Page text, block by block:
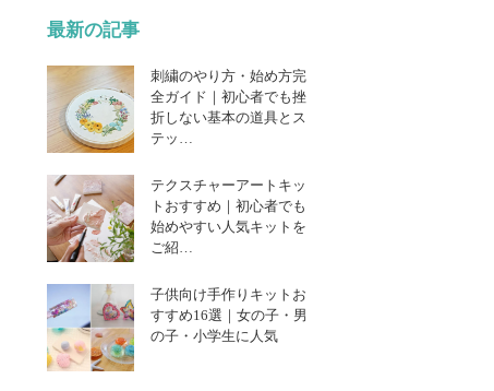
最新の記事
刺繍のやり方・始め方完
全ガイド｜初心者でも挫
折しない基本の道具とス
テッ…
テクスチャーアートキッ
トおすすめ｜初心者でも
始めやすい人気キットを
ご紹…
子供向け手作りキットお
すすめ16選｜女の子・男
の子・小学生に人気